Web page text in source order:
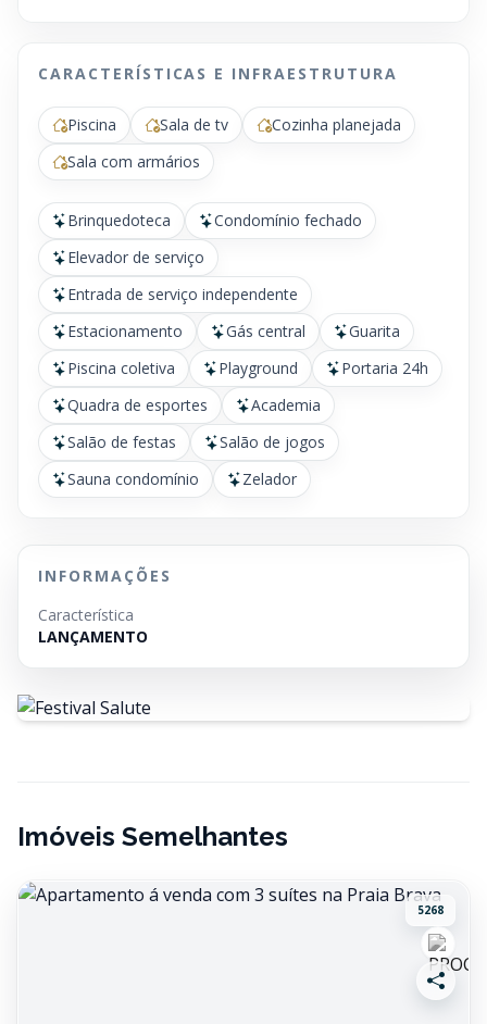
CARACTERÍSTICAS E INFRAESTRUTURA
Piscina Sala de tv
Cozinha planejada
Sala com armários
Brinquedoteca
Condomínio fechado
Elevador de serviço
Entrada de serviço independente
Estacionamento
Gás central
Guarita
Piscina coletiva
Playground
Portaria 24h
Quadra de esportes
Academia
Salão de festas
Salão de jogos
Sauna condomínio
Zelador
INFORMAÇÕES
Característica
LANÇAMENTO
Imóveis Semelhantes
5268